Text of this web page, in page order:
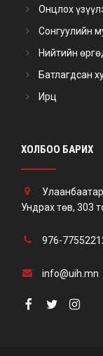
Онцлох
Сонгуулийн
Нийтийн
Батлагдсан
Ирц
ХОЛБОО БАРИХ
Ундрах төв, 303
976-
info@uih.mn